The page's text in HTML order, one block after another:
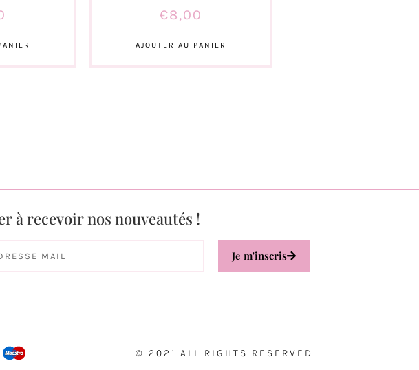
€8,00
AJOUTER AU PANIER
à recevoir nos nouveautés !
Je m'inscris
© 2021 ALL RIGHTS RESERVED